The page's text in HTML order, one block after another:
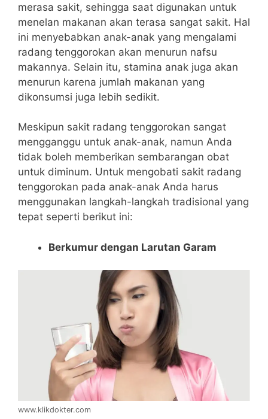
merasa sakit, sehingga saat digunakan untuk
menelan makanan akan terasa sangat sakit. Hal
ini menyebabkan anak-anak yang mengalami
radang tenggorokan akan menurun nafsu
makannya. Selain itu, stamina anak juga akan
menurun karena jumlah makanan yang
dikonsumsi juga lebih sedikit.
Meskipun sakit radang tenggorokan sangat
mengganggu untuk anak-anak, namun Anda
tidak boleh memberikan sembarangan obat
untuk diminum. Untuk mengobati sakit radang
tenggorokan pada anak-anak Anda harus
menggunakan langkah-langkah tradisional yang
tepat seperti berikut ini:
Berkumur dengan Larutan Garam
www.klikdokter.com